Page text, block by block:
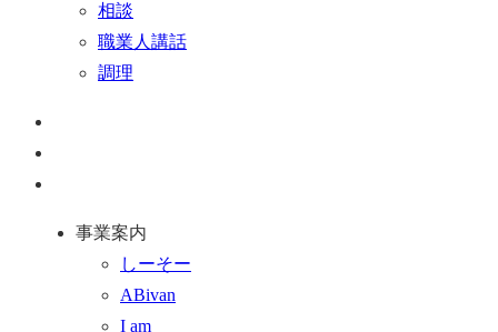
相談
職業人講話
調理
事業案内
しーそー
ABivan
I am